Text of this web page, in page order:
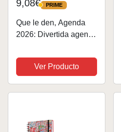
9,08€ PRIME
PRIME
Que le den, Agenda
2026: Divertida agenda
diaria para mujeres
agotadas con citas
hermosos y divertidos
Ver Producto